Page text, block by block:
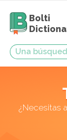
Bolti
¿Necesitas